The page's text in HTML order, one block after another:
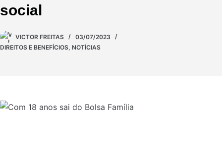
social
VICTOR FREITAS
03/07/2023
DIREITOS E BENEFÍCIOS, NOTÍCIAS